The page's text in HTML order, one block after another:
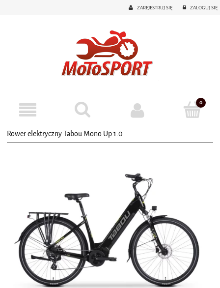
ZAREJESTRUJ SIĘ ZALOGUJ SIĘ
Rower elektryczny Tabou Mono Up 1.0